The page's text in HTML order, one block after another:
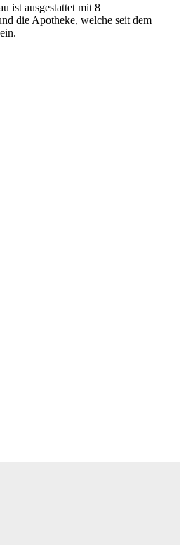
ist ausgestattet mit 8
die Apotheke, welche seit dem